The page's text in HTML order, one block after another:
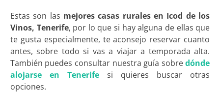
Estas son las mejores casas rurales en Icod de los
Vinos, Tenerife, por lo que si hay alguna de ellas que
te gusta especialmente, te aconsejo reservar cuanto
antes, sobre todo si vas a viajar a temporada alta.
También puedes consultar nuestra guía sobredónde
alojarse en Tenerifesi quieres buscar otras
opciones.